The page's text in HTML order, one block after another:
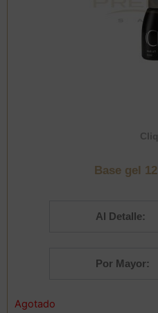
Base gel
Al Detalle:
Por Mayor:
Agotado